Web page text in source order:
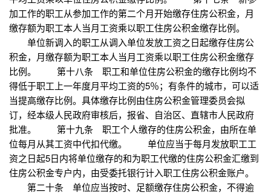
加工作的职工从参加工作的第二个月开始缴存住房公积金，月
缴存额为职工本人当月工资乘以职工住房公积金缴存比例。
单位新调入的职工从调入单位发放工资之日起缴存住房公
积金，月缴存额为职工本人当月工资乘以职工住房公积金缴存
比例。 第十八条 职工和单位住房公积金的缴存比例均不
得低于职工上一年度月平均工资的5％；有条件的城市，可以适
当提高缴存比例。具体缴存比例由住房公积金管理委员会拟
订，经本级人民政府审核后，报省、自治区、直辖市人民政府
批准。 第十九条 职工个人缴存的住房公积金，由所在单
位每月从其工资中代扣代缴。 单位应当于每月发放职工工
资之日起5日内将单位缴存的和为职工代缴的住房公积金汇缴到
住房公积金专户内，由受委托银行计入职工住房公积金账户。
第二十条 单位应当按时、足额缴存住房公积金，不得逾